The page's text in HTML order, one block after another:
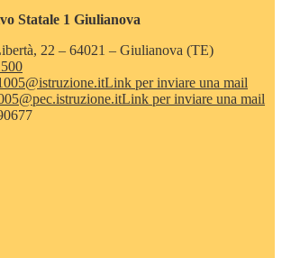
Statale 1 Giulianova
22 – 64021 – Giulianova (TE)
Link per inviare una mail
Link per inviare una mail